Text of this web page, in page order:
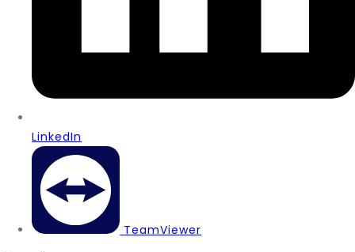
LinkedIn
TeamViewer